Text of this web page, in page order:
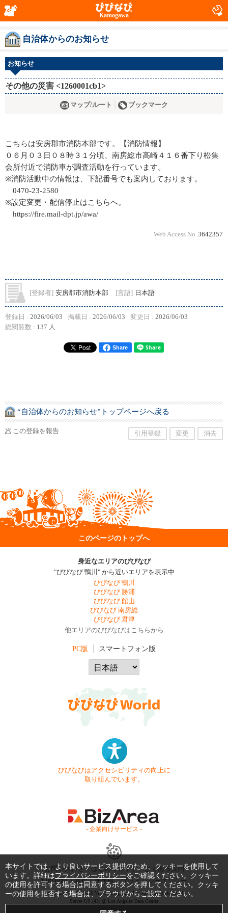
Kamogawa
自治体からのお知らせ
お知らせ
その他の災害 <1260001cb1>
マップ/ルート ブックマーク
こちらは安房郡市消防本部です。【消防情報】
０６月０３日０８時３１分頃、南房総市高崎４１６番下り松集
会所付近で消防車が調査活動を行っています。
※消防活動中の情報は、下記番号でも案内しております。
0470-23-2580
※設定変更・配信停止はこちらへ。
https://fire.mail-dpt.jp/awa/
Web Access No. 3642357
[登録者] 安房郡市消防本部 [言語] 日本語
登録日 : 2026/06/03 掲載日 : 2026/06/03 変更日 : 2026/06/03
総閲覧数 : 137 人
Share
“自治体からのお知らせ”トップページへ戻る
この登録を報告 引用登録 変更 消去
このページのトップへ
身近なエリアのびびなび
"びびなび 鴨川" から近いエリアを表示中
びびなび 鴨川
びびなび 勝浦
びびなび 館山
びびなび 南房総
びびなび 君津
他エリアのびびなびはこちらから
PC版 スマートフォン版
びびなびはアクセシビリティの向上に
取り組んでいます。
- 企業向けサービス -
お問い合わせ はじめてガイド
よくある質問
利用規約
商標・著作権 プライバシーポリシー
Copyright © 1999-2026 Vivid Navigation, Inc. All Rights Reserved.
Server US (43) @ Los Angeles Data Center
本サイトでは、より良いサービス提供のため、クッキーを使用して
います。詳細はプライバシーポリシーをご確認ください。クッキー
の使用を許可する場合は同意するボタンを押してください。クッキ
ーの使用を拒否する場合は、ブラウザからご設定ください。